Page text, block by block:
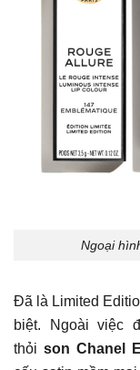
Ngoại
Đã là Limited
biệt. Ngoài việc
thỏi son Chanel